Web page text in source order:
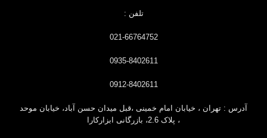
تلفن :
021-66764752
0935-8402611
0912-8402611
آدرس : تهران ، خیابان امام خمینی ،قبل میدان حسن آباد، خیابان موحد
، پلاک 2.6، بازرگانی ابزارکارا